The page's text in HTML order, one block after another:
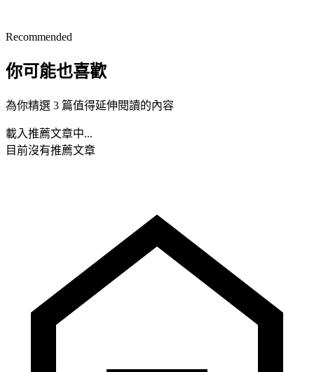
Recommended
你可能也喜歡
為你精選 3 篇值得延伸閱讀的內容
載入推薦文章中...
目前沒有推薦文章